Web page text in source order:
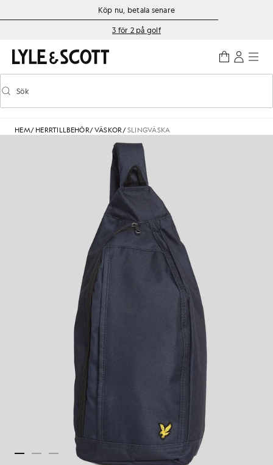
Gå direkt till huvudinnehållet
Information om tillgänglighetKöp nu, betala senare
3 för 2 på golf
Aktivera/inaktivera prediktiv sökning
Sök
HEM/ HERRTILLBEHÖR/VÄSKOR/SLINGVÄSKA